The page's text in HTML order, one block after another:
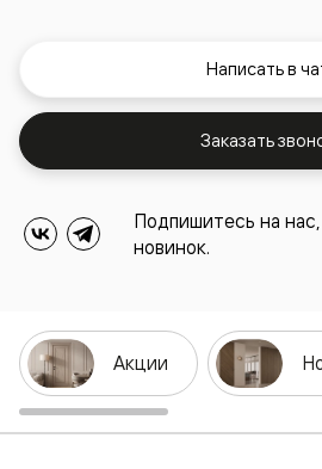
Написать в
Заказать
Подпишитесь на
новинок.
Акции